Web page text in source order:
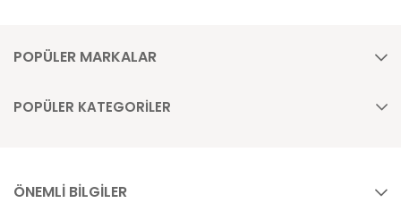
POPÜLER MARKALAR
POPÜLER KATEGORİLER
ÖNEMLİ BİLGİLER